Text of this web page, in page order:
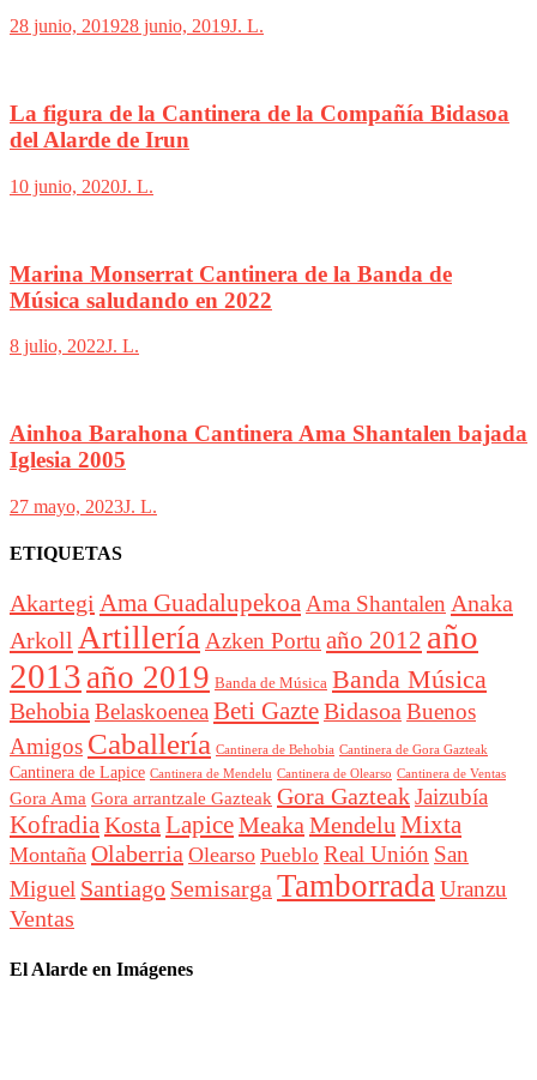
28 junio, 201928 junio, 2019J. L.
La figura de la Cantinera de la Compañía Bidasoa
del Alarde de Irun
10 junio, 2020J. L.
Marina Monserrat Cantinera de la Banda de
Música saludando en 2022
8 julio, 2022J. L.
Ainhoa Barahona Cantinera Ama Shantalen bajada
Iglesia 2005
27 mayo, 2023J. L.
ETIQUETAS
Akartegi Ama Guadalupekoa Ama Shantalen Anaka
Arkoll ArtilleríaAzken Portu año 2012 año
2013 año 2019 Banda de Música Banda Música
Behobia BelaskoeneaBeti GazteBidasoa Buenos
Amigos Caballería Cantinera de Behobia Cantinera de Gora Gazteak
Cantinera de Lapice Cantinera de Mendelu Cantinera de Olearso Cantinera de Ventas
Gora Ama Gora arrantzale Gazteak Gora GazteakJaizubía
Kofradia Kosta LapiceMeaka Mendelu Mixta
Montaña Olaberria Olearso Pueblo Real Unión San
Miguel Santiago Semisarga TamborradaUranzu
Ventas
El Alarde en Imágenes